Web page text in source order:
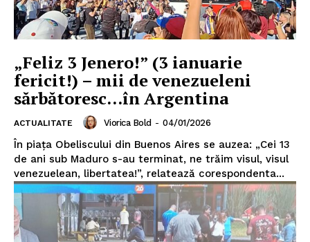
„Feliz 3 Jenero!” (3 ianuarie
fericit!) – mii de venezueleni
sărbătoresc…în Argentina
ACTUALITATE Viorica Bold - 04/01/2026
În piața Obeliscului din Buenos Aires se auzea: „Cei 13
de ani sub Maduro s-au terminat, ne trăim visul, visul
venezuelean, libertatea!”, relatează corespondenta...